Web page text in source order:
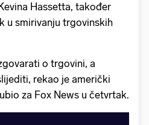
Hassetta, također
u smirivanju trgovinskih
o trgovini, a
rekao je američki
za Fox News u četvrtak.